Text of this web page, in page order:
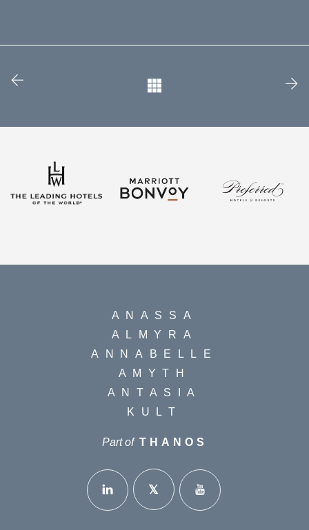
ANASSA
ALMYRA
ANNABELLE
AMYTH
ANTASIA
KULT
Part of THANOS